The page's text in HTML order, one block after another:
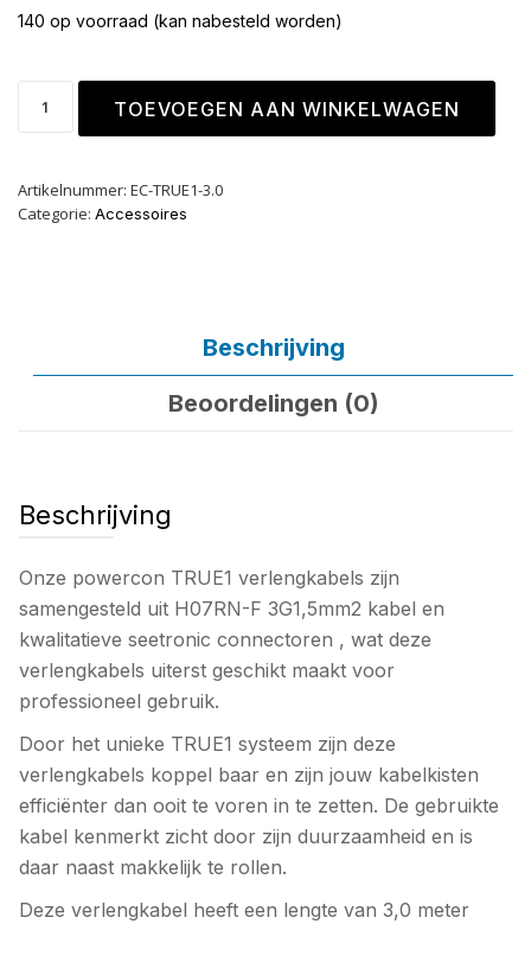
140 op voorraad (kan nabesteld worden)
TOEVOEGEN AAN WINKELWAGEN
Artikelnummer: EC-TRUE1-3.0
Categorie: Accessoires
Beschrijving
Beoordelingen (0)
Beschrijving
Onze powercon TRUE1 verlengkabels zijn
samengesteld uit H07RN-F 3G1,5mm2 kabel en
kwalitatieve seetronic connectoren , wat deze
verlengkabels uiterst geschikt maakt voor
professioneel gebruik.
Door het unieke TRUE1 systeem zijn deze
verlengkabels koppel baar en zijn jouw kabelkisten
efficiënter dan ooit te voren in te zetten. De gebruikte
kabel kenmerkt zicht door zijn duurzaamheid en is
daar naast makkelijk te rollen.
Deze verlengkabel heeft een lengte van 3,0 meter